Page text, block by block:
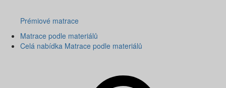
Prémiové matrace
Matrace podle materiálů
Celá nabídka Matrace podle materiálů